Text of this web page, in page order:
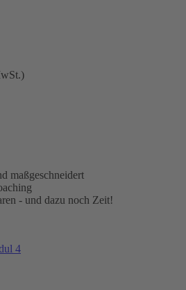
maßgeschneidert
- und dazu noch Zeit!
4